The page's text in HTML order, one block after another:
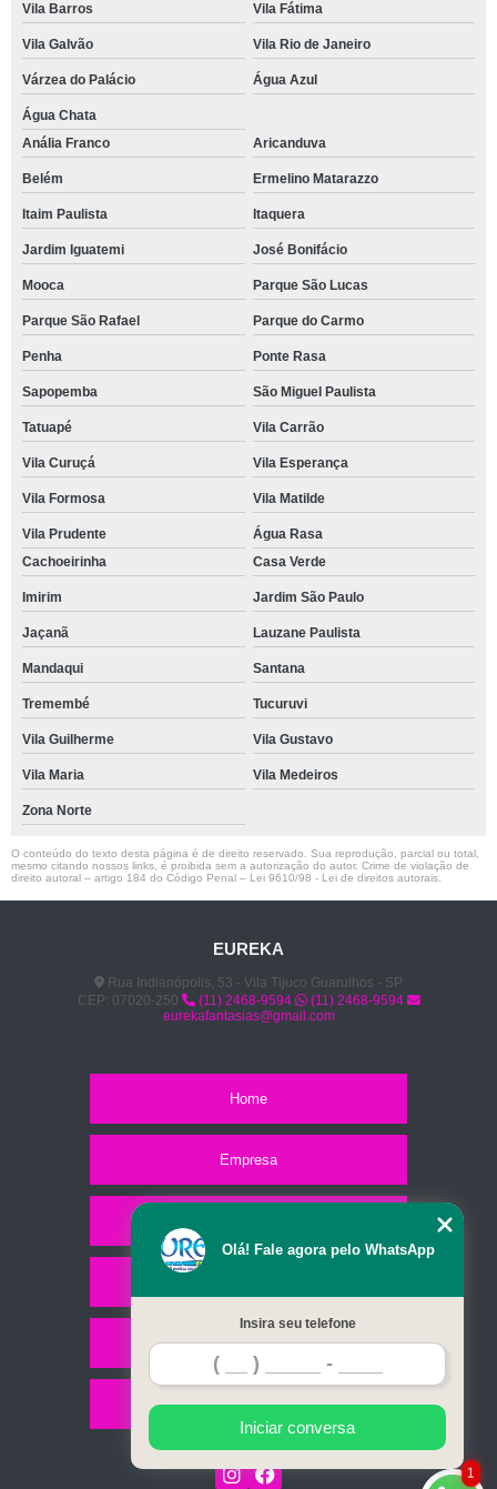
Vila Barros Vila Fátima
Vila Galvão Vila Rio de Janeiro
Várzea do Palácio Água Azul
Água Chata
Anália Franco
Aricanduva
Belém Ermelino Matarazzo
Itaim Paulista Itaquera
Jardim Iguatemi José Bonifácio
Mooca Parque São Lucas
Parque São Rafael Parque do Carmo
Penha Ponte Rasa
Sapopemba São Miguel Paulista
Tatuapé Vila Carrão
Vila Curuçá Vila Esperança
Vila Formosa Vila Matilde
Vila Prudente
Água Rasa
Cachoeirinha
Casa Verde
Imirim Jardim São Paulo
Jaçanã Lauzane Paulista
Mandaqui Santana
Tremembé Tucuruvi
Vila Guilherme Vila Gustavo
Vila Maria Vila Medeiros
Zona Norte
O conteúdo do texto desta página é de direito reservado. Sua reprodução, parcial ou total,
mesmo citando nossos links, é proibida sem a autorização do autor. Crime de violação de
direito autoral – artigo 184 do Código Penal – Lei 9610/98 - Lei de direitos autorais
EUREKA
Rua Indianópolis, 53 - Vila Tijuco Guarulhos - SP
CEP: 07020-250
(11) 2468-9594
(11) 2468-9594
eurekafantasias@gmail.com
Home
Empresa
Contato
Mapa do site
1
Olá! Fale agora pelo WhatsApp
Insira seu telefone
Iniciar conversa